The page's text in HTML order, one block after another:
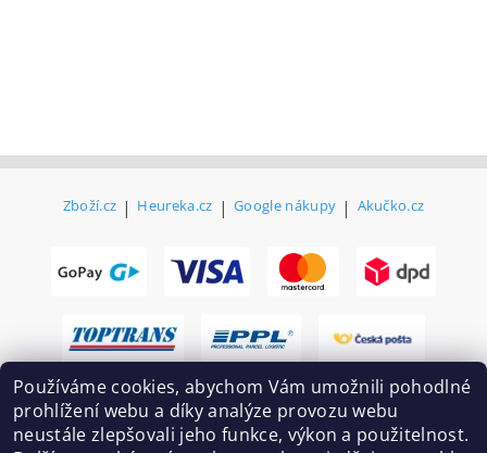
Zboží.cz | Heureka.cz | Google nákupy | Akučko.cz
Používáme cookies, abychom Vám umožnili pohodlné
prohlížení webu a díky analýze provozu webu
neustále zlepšovali jeho funkce, výkon a použitelnost.